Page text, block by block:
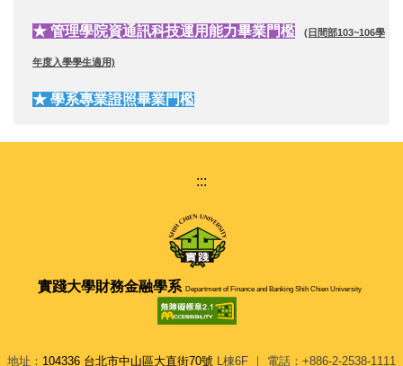
★ 管理學院資通訊科技運用能力畢業門檻 (日間部103~106學
年度入學學生適用)
★ 學系專業證照畢業門檻
:::
實踐大學財務金融學系 Department of Finance and Banking Shih Chien University
地址： 104336 台北市中山區大直街70號 L棟6F ｜ 電話：+886-2-2538-1111